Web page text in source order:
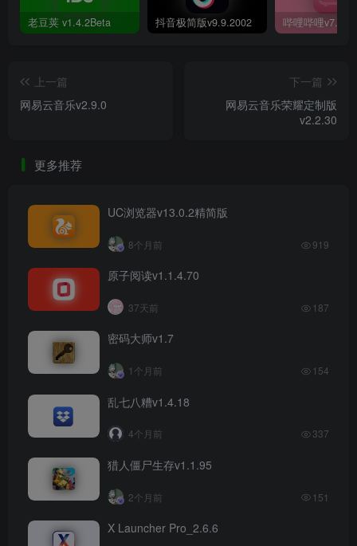
老豆荚 v1.4.2Beta 抖音极简版v9.9.2002
上一篇
网易云音乐v2.9.0
下一篇
网易云音乐荣耀定制版
v2.2.30
更多推荐
UC浏览器v13.0.2精简版
8个月前 919
原子阅读v1.1.4.70
37天前 187
密码大师v1.7
1个月前 154
乱七八糟v1.4.18
4个月前 337
猎人僵尸生存v1.1.95
2个月前 151
X Launcher Pro_2.6.6